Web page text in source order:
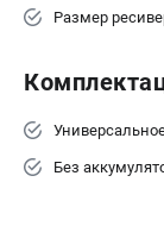
+7 (911)
Размер
Без